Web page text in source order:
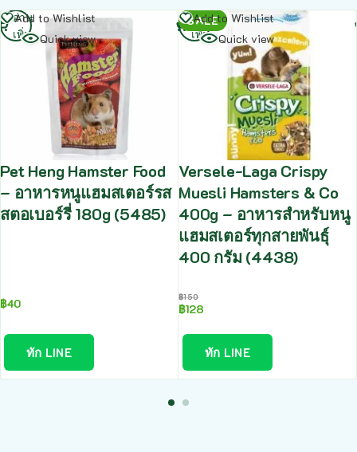
Add to Wishlist
Quick view
Pet Heng Hamster Food
– อาหารหนูแฮมสเตอร์รส
สตอเบอร์รี่ 180g (5485)
฿40
ทัก LINE
อ่าน
เพิ่ม
SALE
Add to Wishlist
Quick view
Versele-Laga Crispy
Muesli Hamsters & Co
400g – อาหารสำหรับหนู
แฮมสเตอร์ทุกสายพันธุ์
400 กรัม (4438)
฿150
฿128
ทัก LINE
อ่าน
เพิ่ม